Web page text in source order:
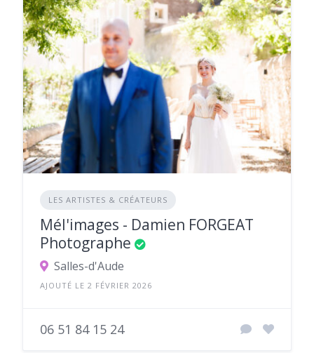
LES ARTISTES & CRÉATEURS
Mél'images - Damien FORGEAT
Photographe
Salles-d'Aude
AJOUTÉ LE 2 FÉVRIER 2026
06 51 84 15 24